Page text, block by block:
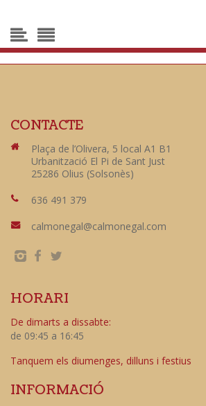
CONTACTE
Plaça de l’Olivera, 5 local A1 B1
Urbanització El Pi de Sant Just
25286 Olius (Solsonès)
636 491 379
calmonegal@calmonegal.com
HORARI
De dimarts a dissabte:
de 09:45 a 16:45
Tanquem els diumenges, dilluns i festius
INFORMACIÓ